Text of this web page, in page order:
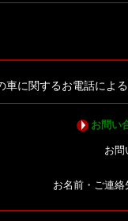
車に関するお電話によ
お問い
お問
お名前・ご連